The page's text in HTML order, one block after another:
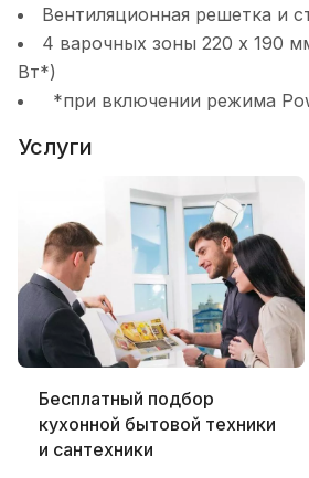
Вентиляционная решетка и
4 варочных зоны 220 x 190
Вт*)
*при включении режима
Услуги
Бесплатный подбор
кухонной бытовой техники
и сантехники